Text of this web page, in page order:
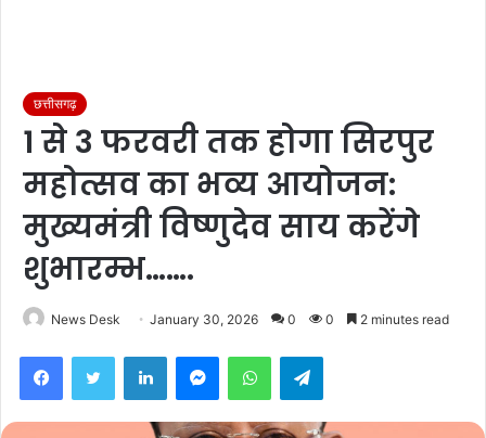
छत्तीसगढ़
1 से 3 फरवरी तक होगा सिरपुर
महोत्सव का भव्य आयोजन:
मुख्यमंत्री विष्णुदेव साय करेंगे
शुभारम्भ…….
News Desk January 30, 2026 0 0 2 minutes read